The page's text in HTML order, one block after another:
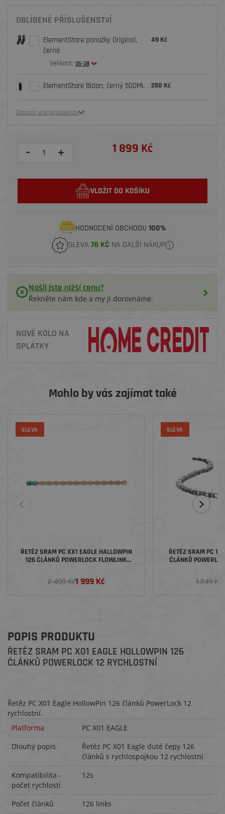
OBLÍBENÉ PŘÍSLUŠENSTVÍ
ElementStore ponožky Original,
černé
Velikost: 35-38
49 Kč
ElementStore Bidon, černý 500ML 250 Kč
Zobrazit více příslušenství
- + 1 899 Kč
VLOŽIT DO KOŠÍKU
HODNOCENÍ OBCHODU 100%
SLEVA 76 KČ NA DALŠÍ NÁKUP
Našli jste nižší cenu?
Řekněte nám kde a my ji dorovnáme.
NOVÉ KOLO NA
SPLÁTKY
Mohlo by vás zajímat také
SLEVA
ŘETĚZ SRAM PC XX1 EAGLE HALLOWPIN
126 ČLÁNKŮ POWERLOCK FLOWLINK
2 499 Kč1 999 Kč
SLEVA
ŘETĚZ SRAM PC
ČLÁNKŮ
1 249 Kč
POPIS PRODUKTU
ŘETĚZ SRAM PC X01 EAGLE HOLLOWPIN 126
ČLÁNKŮ POWERLOCK 12 RYCHLOSTNÍ
Řetěz PC X01 Eagle HollowPin 126 článků PowerLock 12
rychlostní.
Platforma
PC X01 EAGLE
Dlouhý popis
Řetěz PC X01 Eagle duté čepy 126
článků s rychlospojkou 12 rychlostní
Kompatibilita -
počet rychlostí
12s
Počet článků 126 links